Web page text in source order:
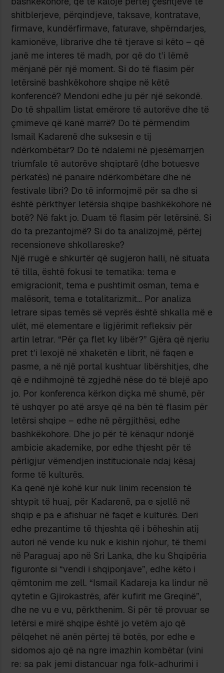
shitblerjeve, përqindjeve, taksave, kontratave,
firmave, kundërfirmave, faturave, shpërndarjes,
kamionëve, librarive dhe të tjerave si këto – që
janë me interes të madh, por që do t’i lëmë
mënjanë për një moment. Si do të flasim për
letërsinë bashkëkohore shqipe në këtë
konferencë? Mendoni edhe ju për një sekondë.
Do të shpallim listat emërore të autorëve dhe të
çmimeve që kanë marrë? Do të përmendim
Ismail Kadarenë dhe suksesin e tij
ndërkombëtar? Do të ndalemi në pjesëmarrjen
triumfale të autorëve shqiptarë (dhe botuesve
përkatës) në panaire ndërkombëtare dhe në
festivale libri? Do të informojmë për sa dhe si
është përkthyer letërsia shqipe bashkëkohore në
botë? Në fakt jo. Duam të flasim për letërsinë. Si
do ta prezantojmë? Si do ta analizojmë, përtej
recensioneve shkollareske?
Një rrugë e shkurtër që sugjeron halli, në situata
të tilla, është fokusi te tematika: tema e
emigracionit, tema e pushtimit osman, tema e
malësorit, tema e totalitarizmit… Por analiza
letrare sipas temës së veprës është shkalla më e
ulët, më elementare e ligjërimit refleksiv për
artin letrar. “Për ça flet ky libër?” Gjëra që njeriu
pret t’i lexojë në xhaketën e librit, në faqen e
pasme, a në një portal kushtuar libërshitjes, dhe
që e ndihmojnë të zgjedhë nëse do të blejë apo
jo. Por konferenca kërkon diçka më shumë, për
të ushqyer po atë arsye që na bën të flasim për
letërsi shqipe – edhe në përgjithësi, edhe
bashkëkohore. Dhe jo për të kënaqur ndonjë
ambicie akademike, por edhe thjesht për të
përligjur vëmendjen institucionale ndaj kësaj
forme të kulturës.
Ka qenë një kohë kur nuk linim recension të
shtypit të huaj, për Kadarenë, pa e sjellë në
shqip e pa e afishuar në faqet e kulturës. Deri
edhe prezantime të thjeshta që i bëheshin atij
autori në vende ku nuk e kishin njohur, të themi
në Paraguaj apo në Sri Lanka, dhe ku Shqipëria
figuronte si “vendi i shqiponjave”, edhe këto i
qëmtonim me zell. “Ismail Kadareja ka lindur në
qytetin e Gjirokastrës, afër kufirit me Greqinë”,
dhe ne vu e vu, përkthenim. Si për të provuar se
letërsi e mirë shqipe është jo vetëm ajo që
pëlqehet në anën përtej të botës, por edhe e
sidomos ajo që na ngre imazhin kombëtar (vini
re: sa pak jemi distancuar nga folk-adhurimi i